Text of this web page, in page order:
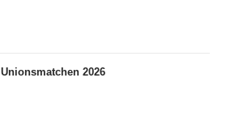
Unionsmatchen 2026